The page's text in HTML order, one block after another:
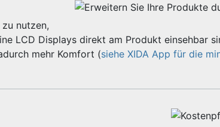
nutzen,
LCD Displays direkt am Produkt einsehbar
mehr Komfort (siehe XIDA App für die